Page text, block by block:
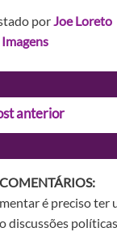
porJoe Loreto
Imagens
anterior
é preciso ter
discussões